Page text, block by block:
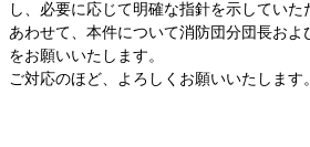
し、必要に応じて明確な指針を示していた
あわせて、本件について消防団分団長およ
をお願いいたします。
ご対応のほど、よろしくお願いいたします。